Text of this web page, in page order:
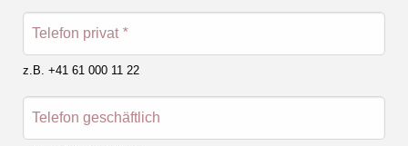
Telefon privat *
z.B. +41 61 000 11 22
Telefon geschäftlich